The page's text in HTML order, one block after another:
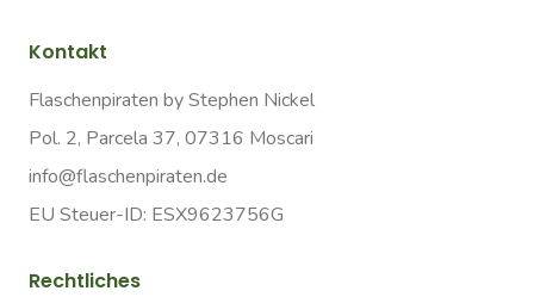
Kontakt
Flaschenpiraten by Stephen Nickel
Pol. 2, Parcela 37, 07316 Moscari
info@flaschenpiraten.de
EU Steuer-ID: ESX9623756G
Rechtliches